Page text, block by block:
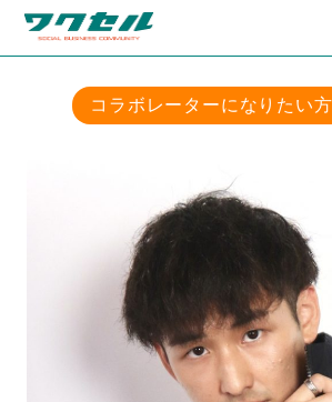
コラボレーターになりたい